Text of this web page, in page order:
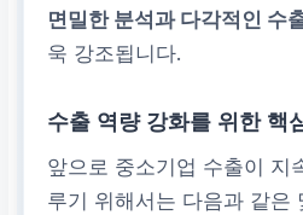
면밀한 분석과 다각적인 수
욱 강조됩니다.
수출 역량 강화를 위한 핵
앞으로 중소기업 수출이 지
루기 위해서는 다음과 같은